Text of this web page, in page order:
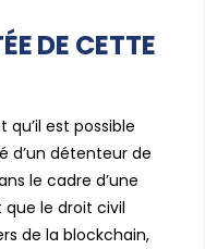
DE CETTE
est possible
d’un détenteur de
le cadre d’une
le droit civil
de la blockchain,